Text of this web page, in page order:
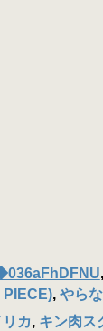
二
ニ
ニ
ﾆ乂
ﾆﾆ
,
PIECE), やら
カ, キン肉ス